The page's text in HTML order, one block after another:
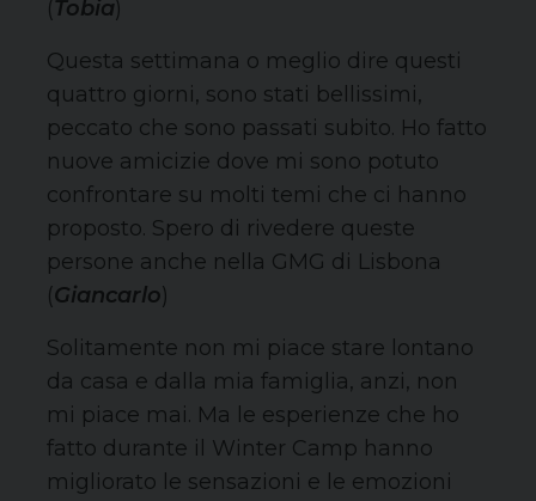
(Tobia)
Questa settimana o meglio dire questi
quattro giorni, sono stati bellissimi,
peccato che sono passati subito. Ho fatto
nuove amicizie dove mi sono potuto
confrontare su molti temi che ci hanno
proposto. Spero di rivedere queste
persone anche nella GMG di Lisbona
(Giancarlo)
Solitamente non mi piace stare lontano
da casa e dalla mia famiglia, anzi, non
mi piace mai. Ma le esperienze che ho
fatto durante il Winter Camp hanno
migliorato le sensazioni e le emozioni